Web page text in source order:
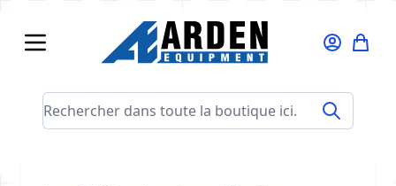
Rechercher dans toute la boutique ici...